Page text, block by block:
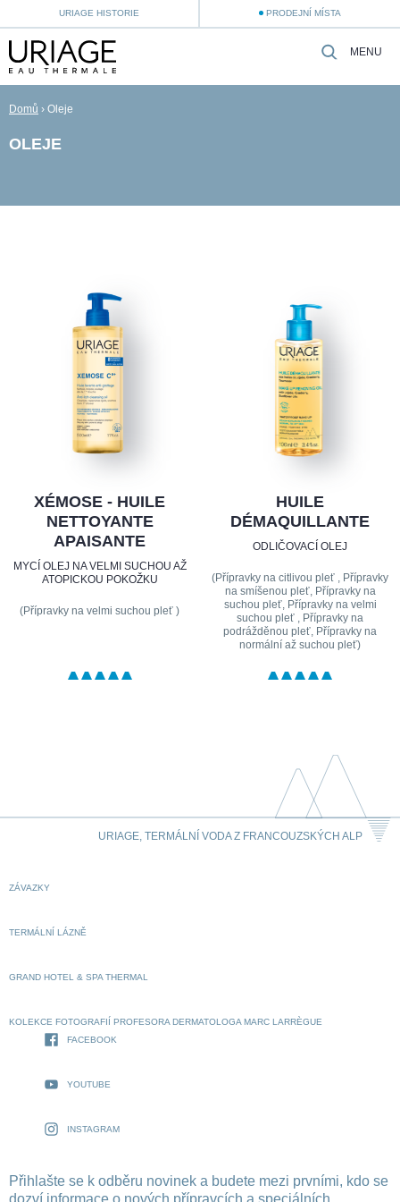
URIAGE HISTORIE PRODEJNÍ MÍSTA
MENU
Domů › Oleje
OLEJE
XÉMOSE - HUILE
NETTOYANTE
APAISANTE
MYCÍ OLEJ NA VELMI SUCHOU AŽ
ATOPICKOU POKOŽKU
(Přípravky na velmi suchou pleť )
HUILE
DÉMAQUILLANTE
ODLIČOVACÍ OLEJ
(Přípravky na citlivou pleť , Přípravky
na smíšenou pleť, Přípravky na
suchou pleť, Přípravky na velmi
suchou pleť , Přípravky na
podrážděnou pleť, Přípravky na
normální až suchou pleť)
URIAGE, TERMÁLNÍ VODA Z FRANCOUZSKÝCH ALP
ZÁVAZKY
TERMÁLNÍ LÁZNĚ
GRAND HOTEL & SPA THERMAL
KOLEKCE FOTOGRAFIÍ PROFESORA DERMATOLOGA MARC LARRÈGUE
FACEBOOK
YOUTUBE
INSTAGRAM
Přihlašte se k odběru novinek a budete mezi prvními, kdo se
dozví informace o nových přípravcích a speciálních